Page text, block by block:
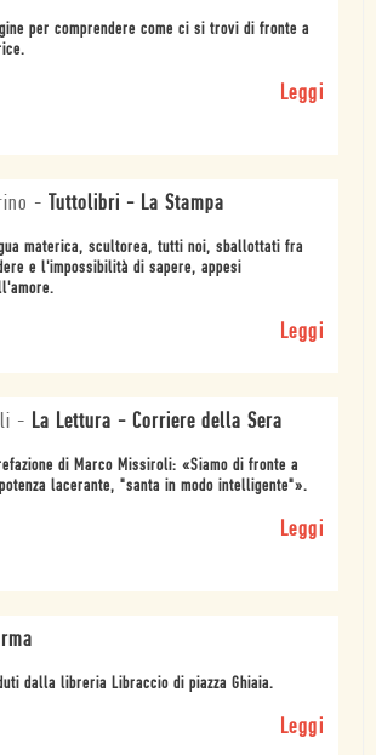
per comprendere come ci si trovi di fronte a
Leggi
- Tuttolibri - La Stampa
materica, scultorea, tutti noi, sballottati fra
e l'impossibilità di sapere, appesi
Leggi
- La Lettura - Corriere della Sera
di Marco Missiroli: «Siamo di fronte a
lacerante, "santa in modo intelligente"».
Leggi
dalla libreria Libraccio di piazza Ghiaia.
Leggi